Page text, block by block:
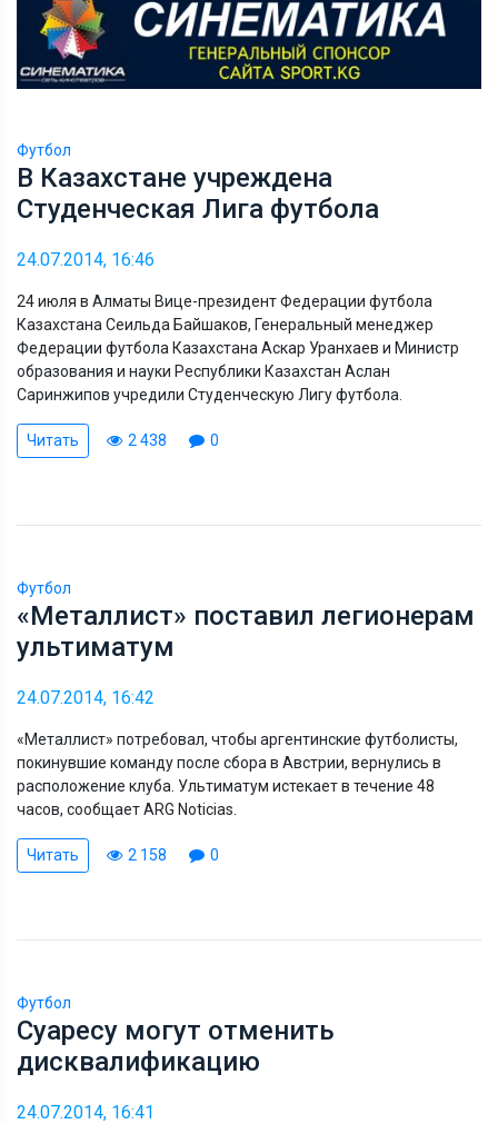
Футбол
В Казахстане учреждена
Студенческая Лига футбола
24.07.2014, 16:46
24 июля в Алматы Вице-президент Федерации футбола
Казахстана Сеильда Байшаков, Генеральный менеджер
Федерации футбола Казахстана Аскар Уранхаев и Министр
образования и науки Республики Казахстан Аслан
Саринжипов учредили Студенческую Лигу футбола.
Читать 2 438 0
Футбол
«Металлист» поставил легионерам
ультиматум
24.07.2014, 16:42
«Металлист» потребовал, чтобы аргентинские футболисты,
покинувшие команду после сбора в Австрии, вернулись в
расположение клуба. Ультиматум истекает в течение 48
часов, сообщает ARG Noticias.
Читать 2 158 0
Футбол
Суаресу могут отменить
дисквалификацию
24.07.2014, 16:41